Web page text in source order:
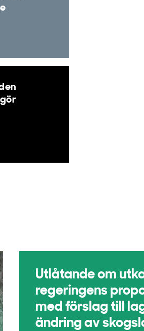
Utlåtande om
regeringens
med förslag till
ändring av